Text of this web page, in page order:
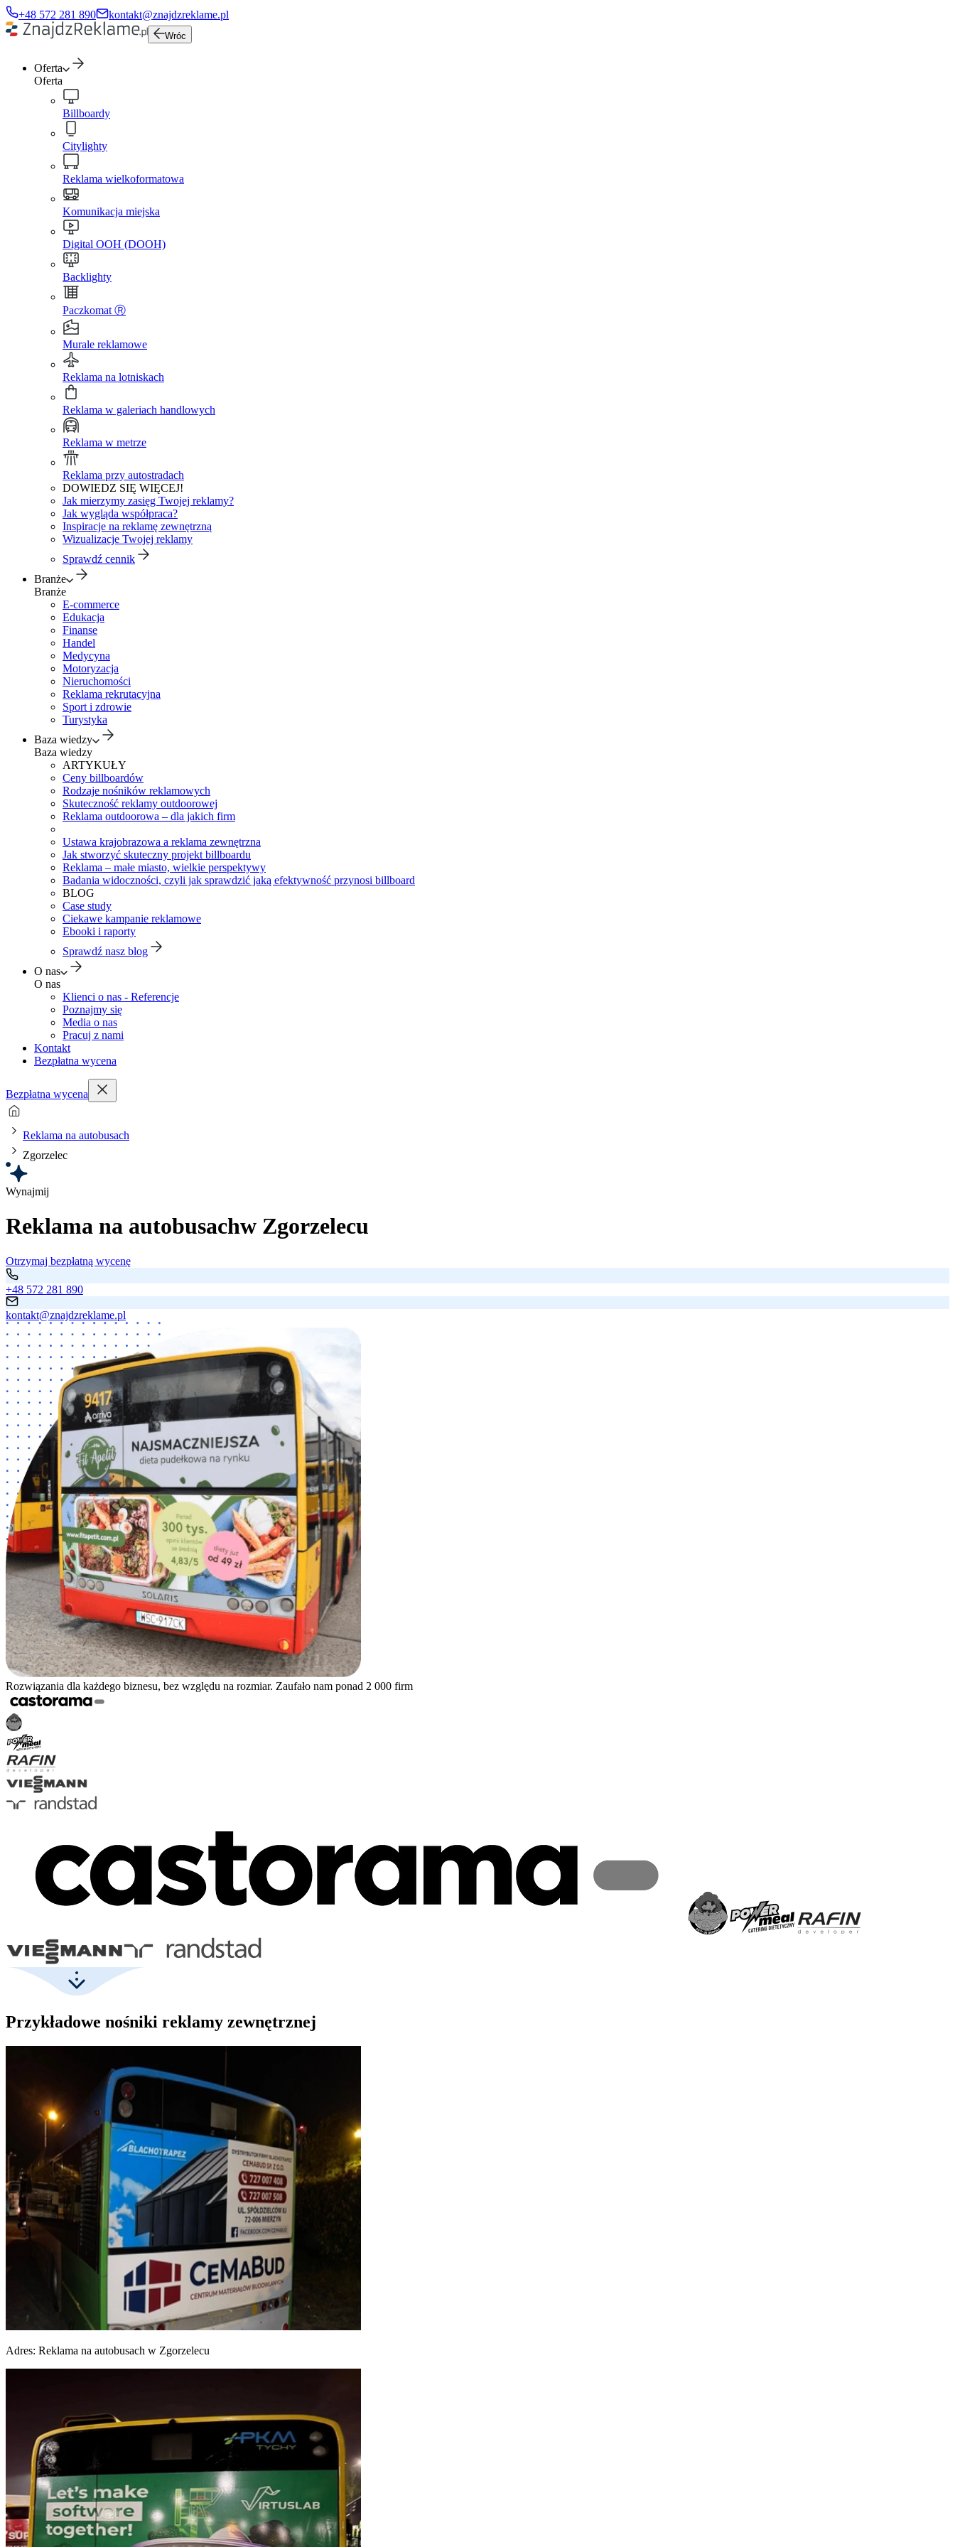
+48 572 281 890 kontakt@znajdzreklame.pl
Wróc
Oferta
Oferta
Billboardy
Citylighty
Reklama wielkoformatowa
Komunikacja miejska
Digital OOH (DOOH)
Backlighty
Paczkomat Ⓡ
Murale reklamowe
Reklama na lotniskach
Reklama w galeriach handlowych
Reklama w metrze
Reklama przy autostradach
DOWIEDZ SIĘ WIĘCEJ!
Jak mierzymy zasięg Twojej reklamy?
Jak wygląda współpraca?
Inspiracje na reklamę zewnętrzną
Wizualizacje Twojej reklamy
Sprawdź cennik
Branże
Branże
E-commerce
Edukacja
Finanse
Handel
Medycyna
Motoryzacja
Nieruchomości
Reklama rekrutacyjna
Sport i zdrowie
Turystyka
Baza wiedzy
Baza wiedzy
ARTYKUŁY
Ceny billboardów
Rodzaje nośników reklamowych
Skuteczność reklamy outdoorowej
Reklama outdoorowa – dla jakich firm
Ustawa krajobrazowa a reklama zewnętrzna
Jak stworzyć skuteczny projekt billboardu
Reklama – małe miasto, wielkie perspektywy
Badania widoczności, czyli jak sprawdzić jaką efektywność przynosi billboard
BLOG
Case study
Ciekawe kampanie reklamowe
Ebooki i raporty
Sprawdź nasz blog
O nas
O nas
Klienci o nas - Referencje
Poznajmy się
Media o nas
Pracuj z nami
Kontakt
Bezpłatna wycena
Bezpłatna wycena
Reklama na autobusach
Zgorzelec
Wynajmij
Reklama na autobusachw Zgorzelecu
Otrzymaj bezpłatną wycenę
+48 572 281 890
kontakt@znajdzreklame.pl
Rozwiązania dla każdego biznesu, bez względu na rozmiar. Zaufało nam ponad 2 000 firm
Przykładowe nośniki reklamy zewnętrznej
Adres: Reklama na autobusach w Zgorzelecu